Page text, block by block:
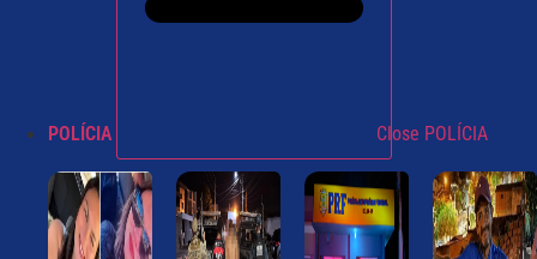
POLÍCIA Close POLÍCIA